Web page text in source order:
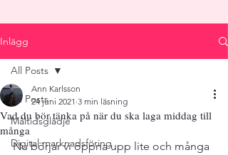
Inlägg
All Posts
Måltidsglädje
Digital marknadsföring
All Posts
Vad du bör tänka på när du ska laga middag till
många
Ann Karlsson
24 juni 2021 3 min läsning
Nu börjar vi öppna upp lite och många